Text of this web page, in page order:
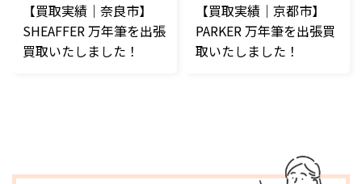
【買取実績｜奈良市】
SHEAFFER 万年筆を出張
買取いたしました！
【買取実績｜京都市】
PARKER 万年筆を出張買
取いたしました！